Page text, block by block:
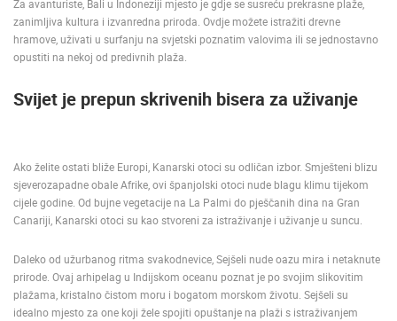
MOST RECENTLY ADDED CAMERAS
LIVE LIVE
Za avanturiste, Bali u Indoneziji mjesto je gdje se susreću prekrasne plaže,
zanimljiva kultura i izvanredna priroda. Ovdje možete istražiti drevne
hramove, uživati u surfanju na svjetski poznatim valovima ili se jednostavno
opustiti na nekoj od predivnih plaža.
Svijet je prepun skrivenih bisera za uživanje
Ako želite ostati bliže Europi, Kanarski otoci su odličan izbor. Smješteni blizu
sjeverozapadne obale Afrike, ovi španjolski otoci nude blagu klimu tijekom
cijele godine. Od bujne vegetacije na La Palmi do pješčanih dina na Gran
Canariji, Kanarski otoci su kao stvoreni za istraživanje i uživanje u suncu.
Daleko od užurbanog ritma svakodnevice, Sejšeli nude oazu mira i netaknute
prirode. Ovaj arhipelag u Indijskom oceanu poznat je po svojim slikovitim
plažama, kristalno čistom moru i bogatom morskom životu. Sejšeli su
idealno mjesto za one koji žele spojiti opuštanje na plaži s istraživanjem